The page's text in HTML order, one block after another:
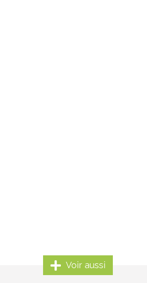
Voir aussi